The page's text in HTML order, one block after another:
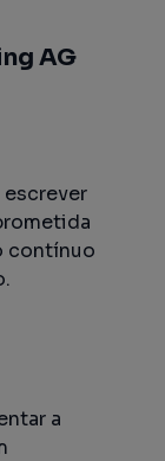
AG
contínuo
a